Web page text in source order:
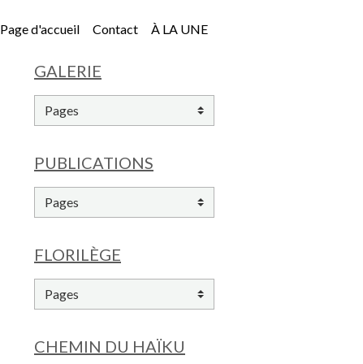
Page d'accueil Contact À LA UNE
GALERIE
PUBLICATIONS
FLORILÈGE
CHEMIN DU HAÏKU